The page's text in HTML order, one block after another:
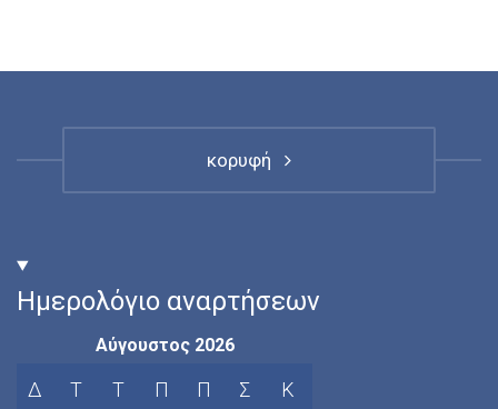
κορυφή
Ημερολόγιο αναρτήσεων
Αύγουστος 2026
Δ Τ Τ Π Π Σ Κ